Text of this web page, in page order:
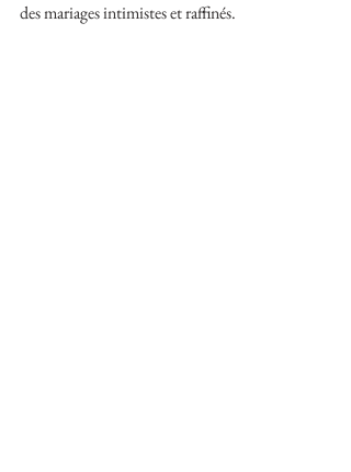
des mariages intimistes et raffinés.